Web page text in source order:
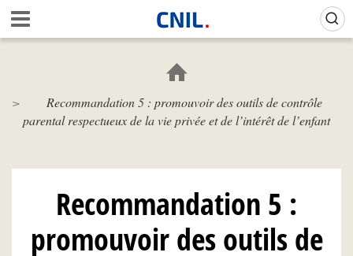
Aller
au
contenu
c
i
N
L
Recommandation 5 : promouvoir des outils de contrôle
parental respectueux de la vie privée et de l’intérêt de l’enfant
Recommandation 5 :
promouvoir des outils de
Gestion de vos préférences sur les cookies (témoins de connexion)